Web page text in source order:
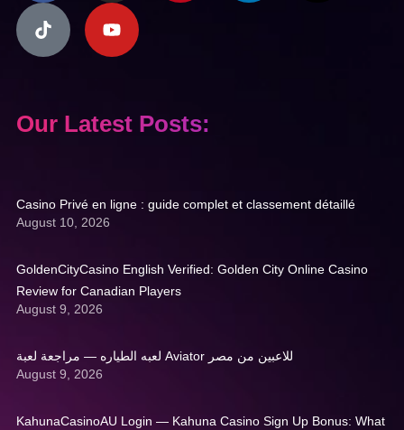
Our Latest Posts:
Casino Privé en ligne : guide complet et classement détaillé
August 10, 2026
GoldenCityCasino English Verified: Golden City Online Casino
Review for Canadian Players
August 9, 2026
لعبه الطياره — مراجعة لعبة Aviator للاعبين من مصر
August 9, 2026
KahunaCasinoAU Login — Kahuna Casino Sign Up Bonus: What